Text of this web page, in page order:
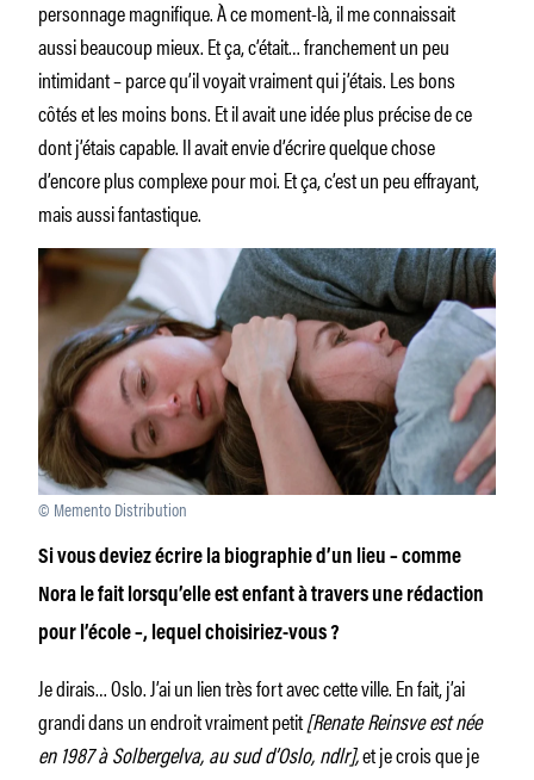
personnage magnifique. À ce moment-là, il me connaissait
aussi beaucoup mieux. Et ça, c’était… franchement un peu
intimidant – parce qu’il voyait vraiment qui j’étais. Les bons
côtés et les moins bons. Et il avait une idée plus précise de ce
dont j’étais capable. Il avait envie d’écrire quelque chose
d’encore plus complexe pour moi. Et ça, c’est un peu effrayant,
mais aussi fantastique.
© Memento Distribution
Si vous deviez écrire la biographie d’un lieu – comme
Nora le fait lorsqu’elle est enfant à travers une rédaction
pour l’école –, lequel choisiriez-vous ?
Je dirais… Oslo. J’ai un lien très fort avec cette ville. En fait, j’ai
grandi dans un endroit vraiment petit[Renate Reinsve est née
en 1987 à Solbergelva, au sud d’Oslo, ndlr],et je crois que je